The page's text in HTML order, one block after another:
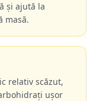
și ajută la
masă.
relativ scăzut,
ușor